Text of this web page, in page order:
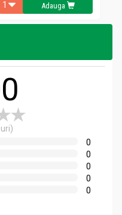
Adauga
0
0
0
0
0